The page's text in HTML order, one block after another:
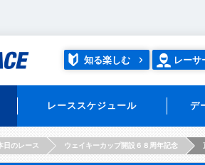
知る楽しむ レーサ
レーススケジュール デ
日のレース ウェイキーカップ開設６８周年記念